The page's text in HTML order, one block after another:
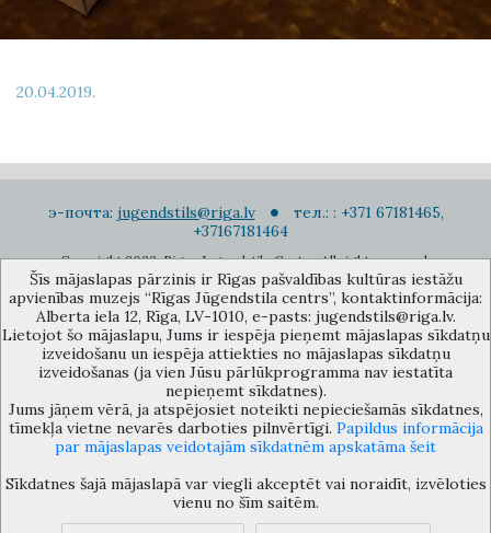
20.04.2019.
э-почта: jugendstils@riga.lv
тел.: : +371 67181465,
+37167181464
Copyright 2022. Rigas Jugendstila Centrs. All right reserved.
Подписаться на новости
Музей объединения культурных учереждений Рижского
самоуправления «Рижский центр югендстиля», улица Альберта 12,
Рига, LV 1010, Латвия (дверной код: 12), jugendstils@riga.lv
Šīs mājaslapas pārzinis ir Rīgas pašvaldības kultūras iestāžu
apvienības muzejs “Rīgas Jūgendstila centrs”, kontaktinformācija:
Alberta iela 12, Rīga, LV-1010, e-pasts: jugendstils@riga.lv.
Lietojot šo mājaslapu, Jums ir iespēja pieņemt mājaslapas sīkdatņu
izveidošanu un iespēja attiekties no mājaslapas sīkdatņu
izveidošanas (ja vien Jūsu pārlūkprogramma nav iestatīta
nepieņemt sīkdatnes).
Jums jāņem vērā, ja atspējosiet noteikti nepieciešamās sīkdatnes,
tīmekļa vietne nevarēs darboties pilnvērtīgi. Papildus informācija
par mājaslapas veidotajām sīkdatnēm apskatāma šeit
Sīkdatnes šajā mājaslapā var viegli akceptēt vai noraidīt, izvēloties
vienu no šīm saitēm.